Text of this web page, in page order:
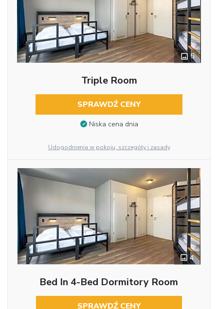
5
Triple Room
SPRAWDŹ CENY
Niska cena dnia
Udogodnienia w pokoju, szczegóły i zasady
4
Bed In 4-Bed Dormitory Room
SPRAWDŹ CENY